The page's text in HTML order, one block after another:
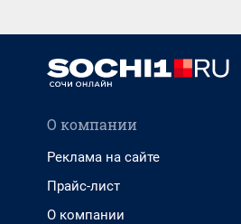
О компании
Реклама на сайте
Прайс-лист
О компании